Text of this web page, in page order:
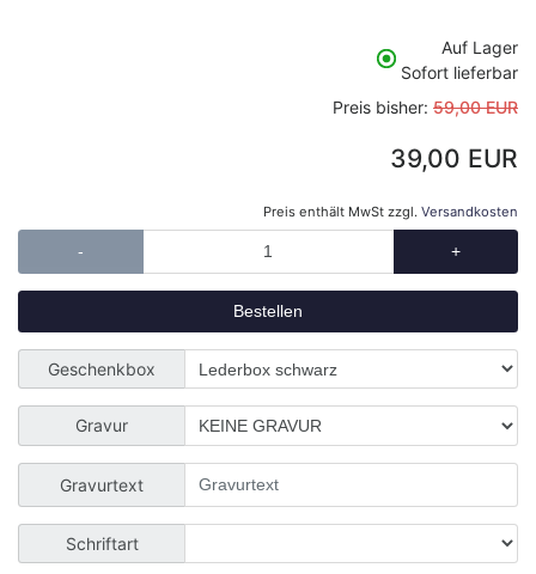
Auf Lager
Sofort lieferbar
Preis bisher: 59,00 EUR
39,00 EUR
Preis enthält MwSt zzgl. Versandkosten
- +
Geschenkbox
Gravur
Gravurtext
Schriftart